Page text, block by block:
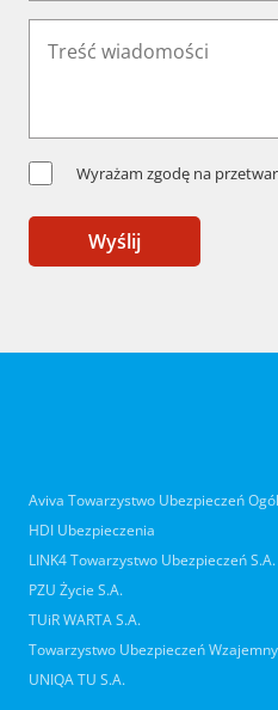
Wyrażam zgodę na
Wyślij
Aviva Towarzystwo Ubezpieczeń
HDI Ubezpieczenia
LINK4 Towarzystwo Ubezpieczeń S.A.
PZU Życie S.A.
TUiR WARTA S.A.
Towarzystwo Ubezpieczeń
UNIQA TU S.A.